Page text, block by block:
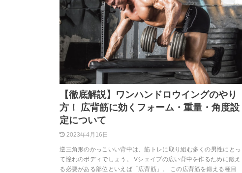
【徹底解説】ワンハンドロウイングのやり
方！ 広背筋に効くフォーム・重量・角度設
定について
2023年4月16日
逆三角形のかっこいい背中は、筋トレに取り組む多くの男性にとっ
て憧れのボディでしょう。 Vシェイプの広い背中を作るために鍛え
る必要がある部位といえば「広背筋」。 この広背筋を鍛える種目